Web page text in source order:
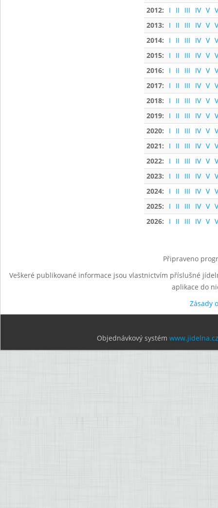
2012:
I II III IV V
2013:
I II III IV V
2014:
I II III IV V
2015:
I II III IV V
2016:
I II III IV V
2017:
I II III IV V
2018:
I II III IV V
2019:
I II III IV V
2020:
I II III IV V
2021:
I II III IV V
2022:
I II III IV V
2023:
I II III IV V
2024:
I II III IV V
2025:
I II III IV V
2026:
I II III IV V
Připraveno
Veškeré publikované informace jsou vlastnictvím příslušné
aplikace do
Zásady
Objednávkový systém www.jidelna.cz